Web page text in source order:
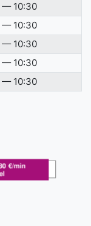
— 10:30
— 10:30
— 10:30
— 10:30
— 10:30